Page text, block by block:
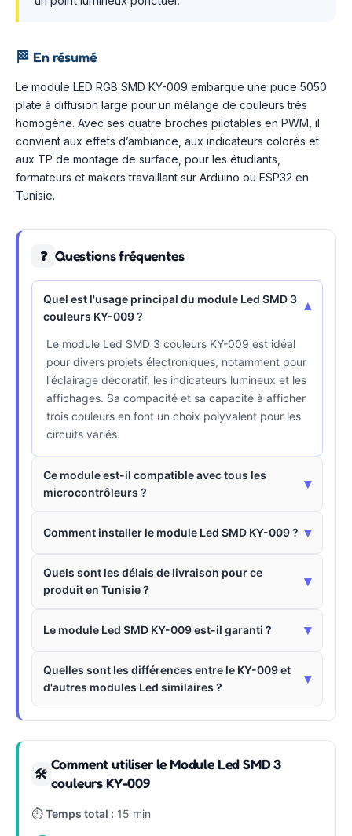
🏁 En résumé
Le module LED RGB SMD KY-009 embarque une puce 5050
plate à diffusion large pour un mélange de couleurs très
homogène. Avec ses quatre broches pilotables en PWM, il
convient aux effets d’ambiance, aux indicateurs colorés et
aux TP de montage de surface, pour les étudiants,
formateurs et makers travaillant sur Arduino ou ESP32 en
Tunisie.
❓ Questions fréquentes
Quel est l'usage principal du module Led SMD 3
couleurs KY-009 ?
▾
Le module Led SMD 3 couleurs KY-009 est idéal
pour divers projets électroniques, notamment pour
l'éclairage décoratif, les indicateurs lumineux et les
affichages. Sa compacité et sa capacité à afficher
trois couleurs en font un choix polyvalent pour les
circuits variés.
Ce module est-il compatible avec tous les
microcontrôleurs ?
▾
Comment installer le module Led SMD KY-009 ? ▾
Quels sont les délais de livraison pour ce
produit en Tunisie ?
▾
Le module Led SMD KY-009 est-il garanti ? ▾
Quelles sont les différences entre le KY-009 et
d'autres modules Led similaires ?
▾
🛠
Comment utiliser le Module Led SMD 3
couleurs KY-009
⏱Temps total : 15 min